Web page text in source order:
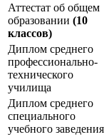
Аттестат об общем
образовании (10
классов)
Диплом среднего
профессионально-
технического
училища
Диплом среднего
специального
учебного заведения